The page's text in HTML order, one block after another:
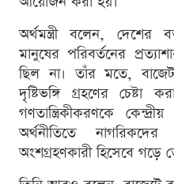
অর্থমন্ত্রী বলেন, দেশের
মানুষের পরিবর্তনের
ছিল না। তাঁর মতে,
দৃষ্টিভঙ্গি গ্রহণের চেষ্টা
গণতান্ত্রিকীকরণকে
অর্থনীতিতে
অংশগ্রহণকারী হিসেবে